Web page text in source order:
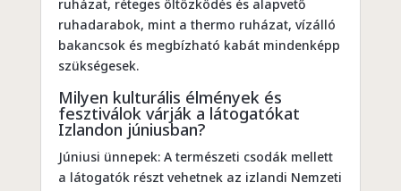
ruházat, réteges öltözködés és alapvető
ruhadarabok, mint a thermo ruházat, vízálló
bakancsok és megbízható kabát mindenképp
szükségesek.
Milyen kulturális élmények és
fesztiválok várják a látogatókat
Izlandon júniusban?
Júniusi ünnepek: A természeti csodák mellett
a látogatók részt vehetnek az izlandi Nemzeti